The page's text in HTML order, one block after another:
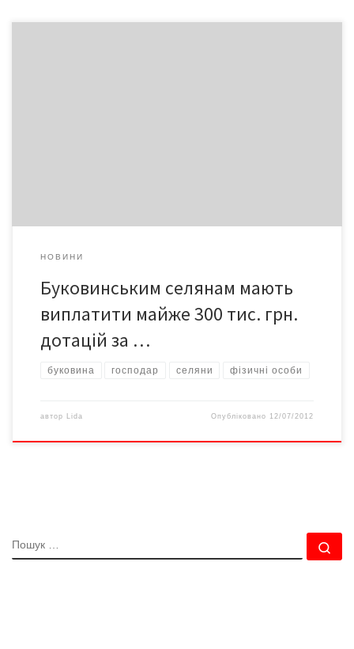
НОВИНИ
Буковинським селянам мають
виплатити майже 300 тис. грн.
дотацій за …
буковина господар селяни фізичні особи
автор Lida Опубліковано 12/07/2012
ПОШУК